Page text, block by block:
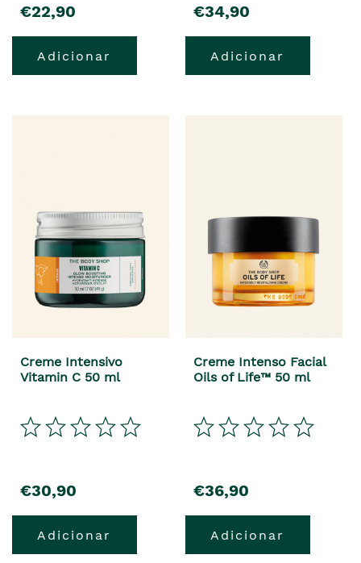
precio
€22,90
Adicionar
precio
€34,90
Adicionar
Creme Intensivo
Vitamin C 50 ml
precio
€30,90
Adicionar
Creme Intenso Facial
Oils of Life™ 50 ml
precio
€36,90
Adicionar